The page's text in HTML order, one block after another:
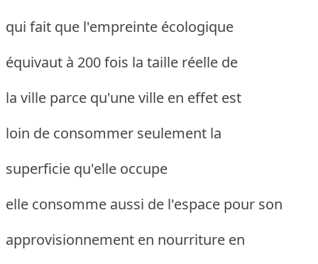
qui fait que l'empreinte écologique
équivaut à 200 fois la taille réelle de
la ville parce qu'une ville en effet est
loin de consommer seulement la
superficie qu'elle occupe
elle consomme aussi de l'espace pour son
approvisionnement en nourriture en